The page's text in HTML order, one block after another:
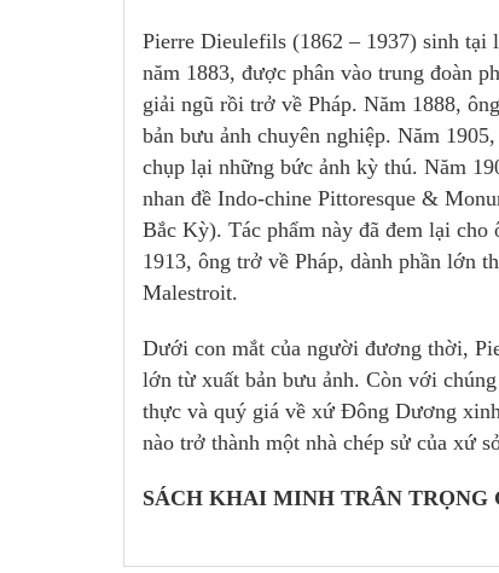
Pierre Dieulefils (1862 – 1937) sinh tại
năm 1883, được phân vào trung đoàn
giải ngũ rồi trở về Pháp. Năm 1888,
bản bưu ảnh chuyên nghiệp. Năm
chụp lại những bức ảnh kỳ thú. Năm
nhan đề Indo-chine Pittoresque &
Bắc Kỳ). Tác phẩm này đã đem lại
1913, ông trở về Pháp, dành phần lớn
Malestroit.
Dưới con mắt của người đương thời,
lớn từ xuất bản bưu ảnh. Còn với
thực và quý giá về xứ Đông Dương
nào trở thành một nhà chép sử của xứ
SÁCH KHAI MINH TRÂN TRỌNG